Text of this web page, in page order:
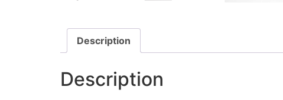
Description
Description